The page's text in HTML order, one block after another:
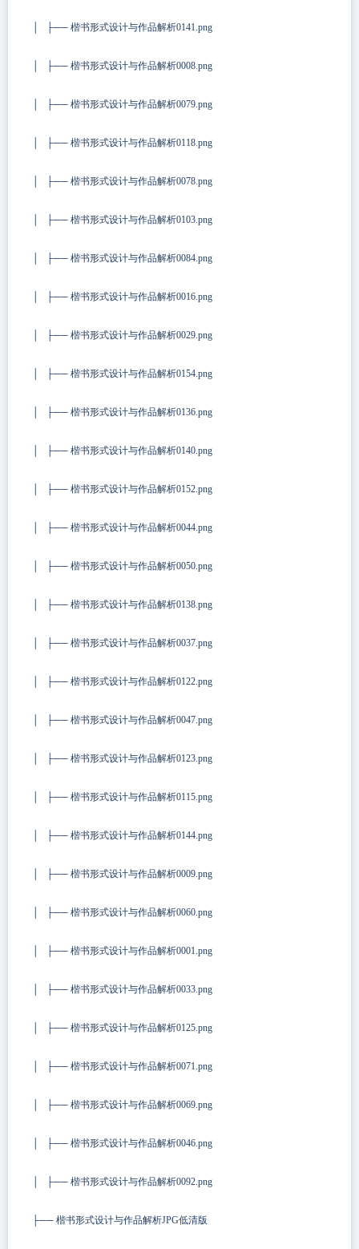
│ ├── 楷书形式设计与作品解析0141.png
│ ├── 楷书形式设计与作品解析0008.png
│ ├── 楷书形式设计与作品解析0079.png
│ ├── 楷书形式设计与作品解析0118.png
│ ├── 楷书形式设计与作品解析0078.png
│ ├── 楷书形式设计与作品解析0103.png
│ ├── 楷书形式设计与作品解析0084.png
│ ├── 楷书形式设计与作品解析0016.png
│ ├── 楷书形式设计与作品解析0029.png
│ ├── 楷书形式设计与作品解析0154.png
│ ├── 楷书形式设计与作品解析0136.png
│ ├── 楷书形式设计与作品解析0140.png
│ ├── 楷书形式设计与作品解析0152.png
│ ├── 楷书形式设计与作品解析0044.png
│ ├── 楷书形式设计与作品解析0050.png
│ ├── 楷书形式设计与作品解析0138.png
│ ├── 楷书形式设计与作品解析0037.png
│ ├── 楷书形式设计与作品解析0122.png
│ ├── 楷书形式设计与作品解析0047.png
│ ├── 楷书形式设计与作品解析0123.png
│ ├── 楷书形式设计与作品解析0115.png
│ ├── 楷书形式设计与作品解析0144.png
│ ├── 楷书形式设计与作品解析0009.png
│ ├── 楷书形式设计与作品解析0060.png
│ ├── 楷书形式设计与作品解析0001.png
│ ├── 楷书形式设计与作品解析0033.png
│ ├── 楷书形式设计与作品解析0125.png
│ ├── 楷书形式设计与作品解析0071.png
│ ├── 楷书形式设计与作品解析0069.png
│ ├── 楷书形式设计与作品解析0046.png
│ ├── 楷书形式设计与作品解析0092.png
├── 楷书形式设计与作品解析JPG低清版